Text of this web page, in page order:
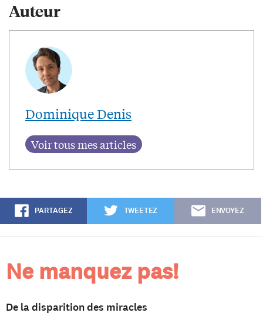
Auteur
Dominique Denis
PARTAGEZ TWEETEZ ENVOYEZ
Ne manquez pas!
De la disparition des miracles